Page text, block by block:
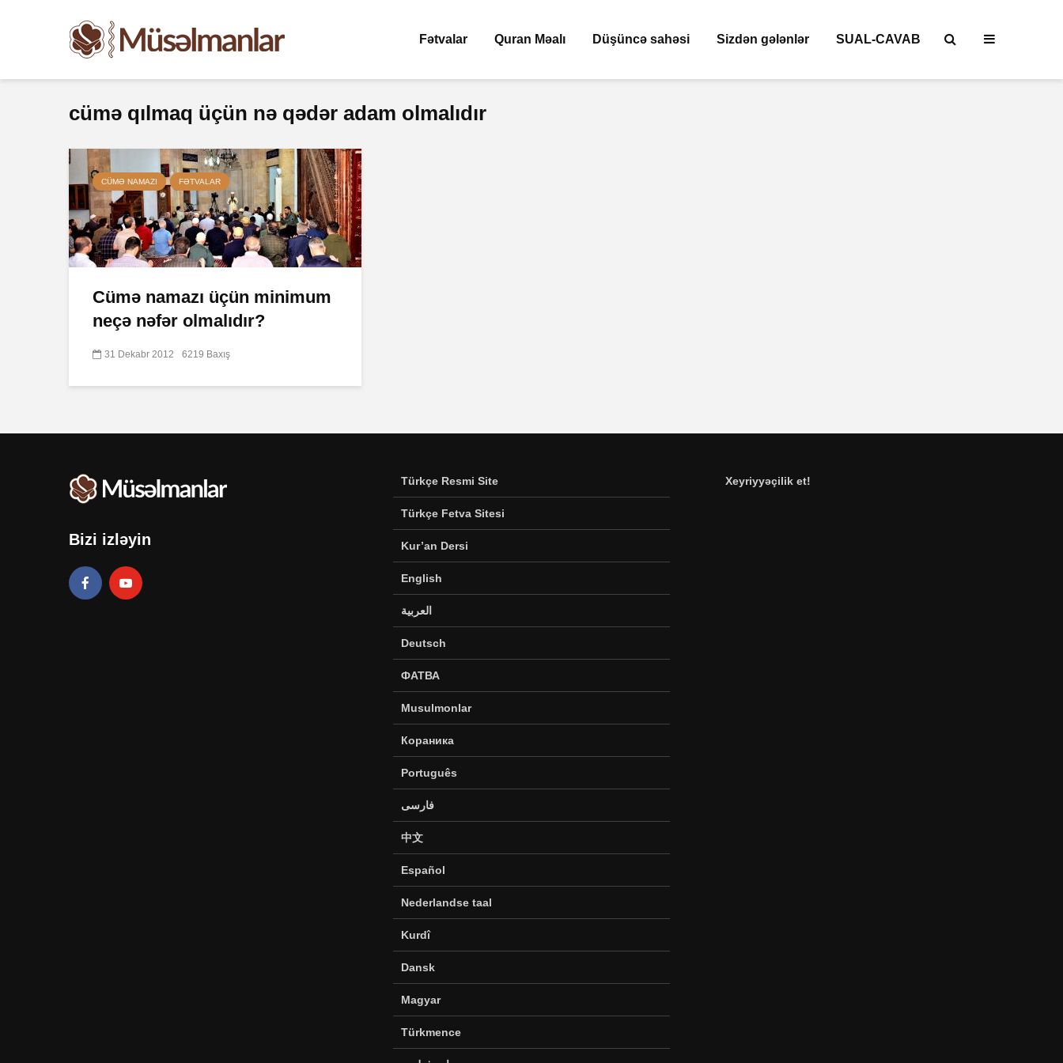
Fətvalar Quran Məalı Düşüncə sahəsi Sizdən gələnlər SUAL-CAVAB
cümə qılmaq üçün nə qədər adam olmalıdır
CÜMƏ NAMAZI FƏTVALAR
Cümə namazı üçün minimum
neçə nəfər olmalıdır?
31 Dekabr 2012 6219 Baxış
Bizi izləyin
Türkçe Resmi Site
Türkçe Fetva Sitesi
Kur’an Dersi
English
العربية
Deutsch
ФАТВА
Musulmonlar
Кораника
Português
فارسی
中文
Español
Nederlandse taal
Kurdî
Dansk
Magyar
Türkmence
Xeyriyyəçilik et!